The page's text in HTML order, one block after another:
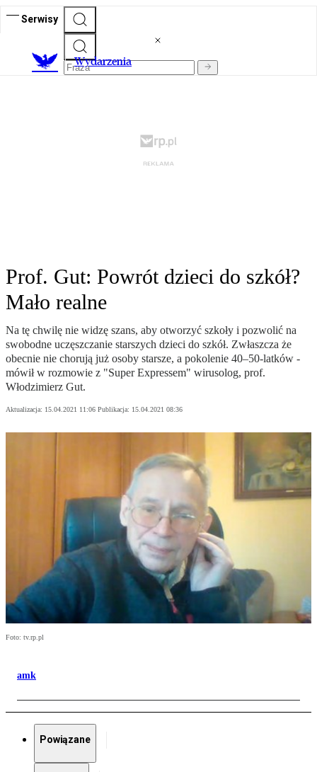
Serwisy
Wydarzenia
Prof. Gut: Powrót dzieci do szkół?
Mało realne
Na tę chwilę nie widzę szans, aby otworzyć szkoły i pozwolić na
swobodne uczęszczanie starszych dzieci do szkół. Zwłaszcza że
obecnie nie chorują już osoby starsze, a pokolenie 40–50-latków -
mówił w rozmowie z "Super Expressem" wirusolog, prof.
Włodzimierz Gut.
Aktualizacja: 15.04.2021 11:06 Publikacja: 15.04.2021 08:36
Foto: tv.rp.pl
amk
Powiązane